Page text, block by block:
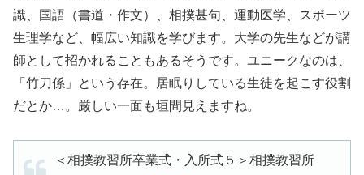
識、国語（書道・作文）、相撲甚句、運動医学、スポーツ
生理学など、幅広い知識を学びます。大学の先生などが講
師として招かれることもあるそうです。ユニークなのは、
「竹刀係」という存在。居眠りしている生徒を起こす役割
だとか…。厳しい一面も垣間見えますね。
＜相撲教習所卒業式・入所式５＞相撲教習所